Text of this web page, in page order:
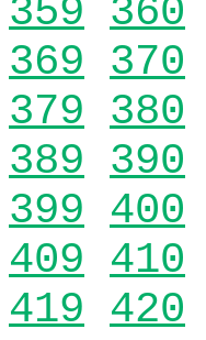
359 360
369 370
379 380
389 390
399 400
409 410
419 420